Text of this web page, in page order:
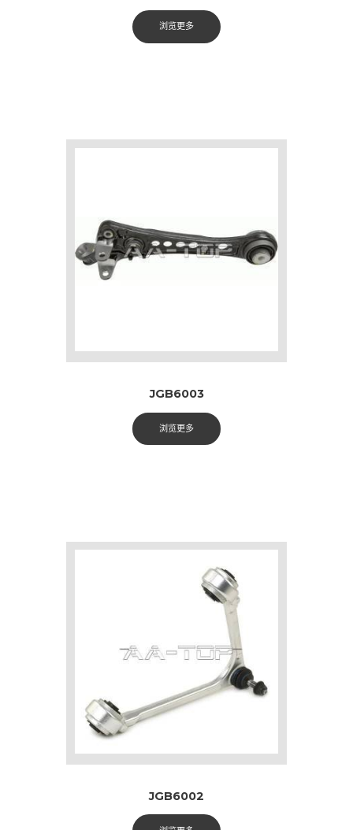
浏览更多
JGB6003
浏览更多
JGB6002